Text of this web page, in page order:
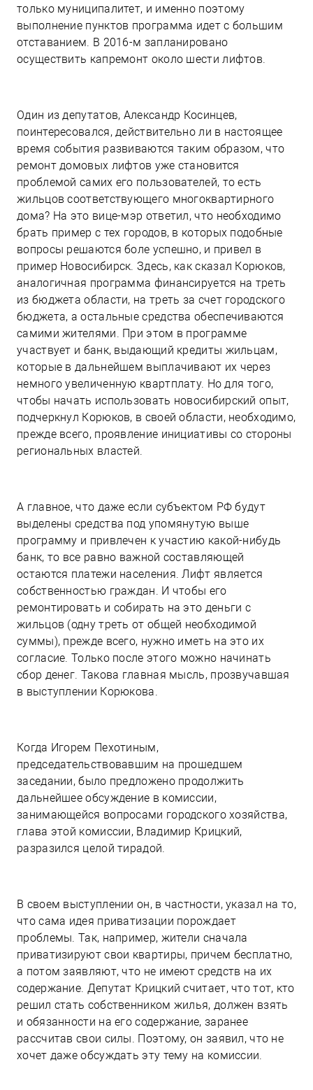
только муниципалитет, и именно поэтому
выполнение пунктов программа идет с большим
отставанием. В 2016-м запланировано
осуществить капремонт около шести лифтов.
Один из депутатов, Александр Косинцев,
поинтересовался, действительно ли в настоящее
время события развиваются таким образом, что
ремонт домовых лифтов уже становится
проблемой самих его пользователей, то есть
жильцов соответствующего многоквартирного
дома? На это вице-мэр ответил, что необходимо
брать пример с тех городов, в которых подобные
вопросы решаются боле успешно, и привел в
пример Новосибирск. Здесь, как сказал Корюков,
аналогичная программа финансируется на треть
из бюджета области, на треть за счет городского
бюджета, а остальные средства обеспечиваются
самими жителями. При этом в программе
участвует и банк, выдающий кредиты жильцам,
которые в дальнейшем выплачивают их через
немного увеличенную квартплату. Но для того,
чтобы начать использовать новосибирский опыт,
подчеркнул Корюков, в своей области, необходимо,
прежде всего, проявление инициативы со стороны
региональных властей.
А главное, что даже если субъектом РФ будут
выделены средства под упомянутую выше
программу и привлечен к участию какой-нибудь
банк, то все равно важной составляющей
остаются платежи населения. Лифт является
собственностью граждан. И чтобы его
ремонтировать и собирать на это деньги с
жильцов (одну треть от общей необходимой
суммы), прежде всего, нужно иметь на это их
согласие. Только после этого можно начинать
сбор денег. Такова главная мысль, прозвучавшая
в выступлении Корюкова.
Когда Игорем Пехотиным,
председательствовавшим на прошедшем
заседании, было предложено продолжить
дальнейшее обсуждение в комиссии,
занимающейся вопросами городского хозяйства,
глава этой комиссии, Владимир Крицкий,
разразился целой тирадой.
В своем выступлении он, в частности, указал на то,
что сама идея приватизации порождает
проблемы. Так, например, жители сначала
приватизируют свои квартиры, причем бесплатно,
а потом заявляют, что не имеют средств на их
содержание. Депутат Крицкий считает, что тот, кто
решил стать собственником жилья, должен взять
и обязанности на его содержание, заранее
рассчитав свои силы. Поэтому, он заявил, что не
хочет даже обсуждать эту тему на комиссии.